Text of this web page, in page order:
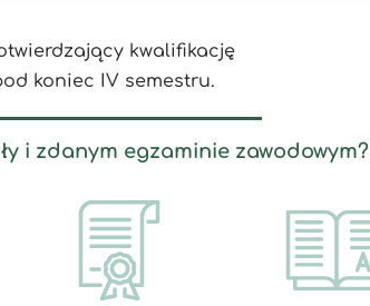
kwalifikację
koniec IV semestru.
i zdanym egzaminie zawodowym?